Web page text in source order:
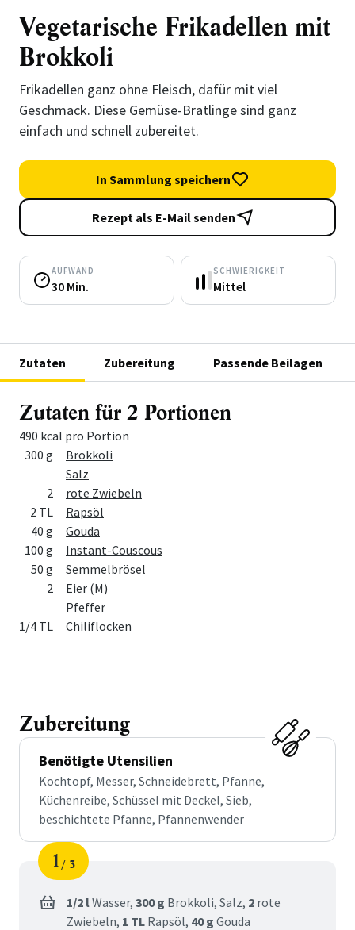
Vegetarische Frikadellen mit
Brokkoli
Frikadellen ganz ohne Fleisch, dafür mit viel
Geschmack. Diese Gemüse-Bratlinge sind ganz
einfach und schnell zubereitet.
In Sammlung speichern
Rezept als E-Mail senden
AUFWAND
30 Min.
SCHWIERIGKEIT
Mittel
Zutaten Zubereitung Passende Beilagen
Zutaten für 2 Portionen
490 kcal pro Portion
Menge
Zutat
300 g
Brokkoli
Salz
2
rote Zwiebeln
2 TL
Rapsöl
40 g
Gouda
100 g
Instant-Couscous
50 g
Semmelbrösel
2
Eier (M)
Pfeffer
1/4 TL
Chiliflocken
Zubereitung
Benötigte Utensilien
Kochtopf, Messer, Schneidebrett, Pfanne,
Küchenreibe, Schüssel mit Deckel, Sieb,
beschichtete Pfanne, Pfannenwender
Schritt
1
von
3
1/2 lWasser, 300 g Brokkoli, Salz, 2 rote
Zwiebeln, 1 TL Rapsöl, 40 g Gouda